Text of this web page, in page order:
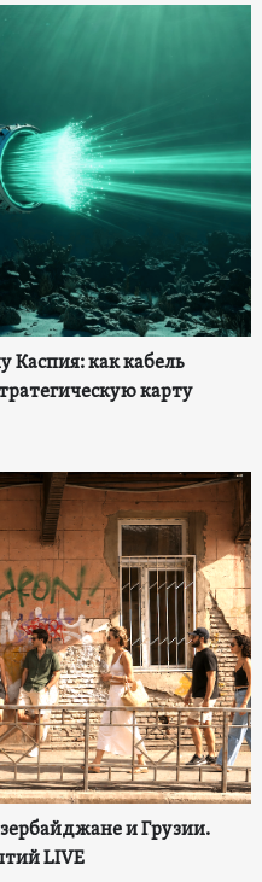
как кабель
карту
и Грузии.
LIVE